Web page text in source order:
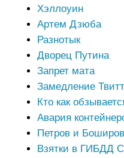
Хэллоуин
Артем Дзюба
Разнотык
Дворец Путина
Запрет мата
Замедление
Кто как
Авария
Петров и Боширов
Взятки в ГИБДД